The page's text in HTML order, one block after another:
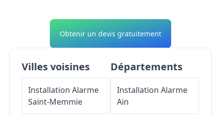
Obtenir un devis gratuitement
Villes voisines
Installation Alarme
Saint-Memmie
Départements
Installation Alarme
Ain